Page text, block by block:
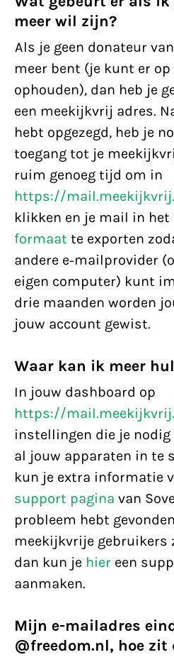
meer wil zijn?
Als je geen donateur
meer bent (je kunt er
ophouden), dan heb je
een meekijkvrij adres.
hebt opgezegd, heb je
toegang tot je
ruim genoeg tijd om in
https://
klikken en je mail in het
formaat te exporten
andere e-mailprovider
eigen computer) kunt
drie maanden worden
jouw account gewist.
Waar kan ik meer
In jouw dashboard op
https://
instellingen die je
al jouw apparaten in te
kun je extra informatie
support pagina van
probleem hebt
meekijkvrije gebruikers
dan kun je hier een
aanmaken.
Mijn e-mailadres
@freedom.nl, hoe zit